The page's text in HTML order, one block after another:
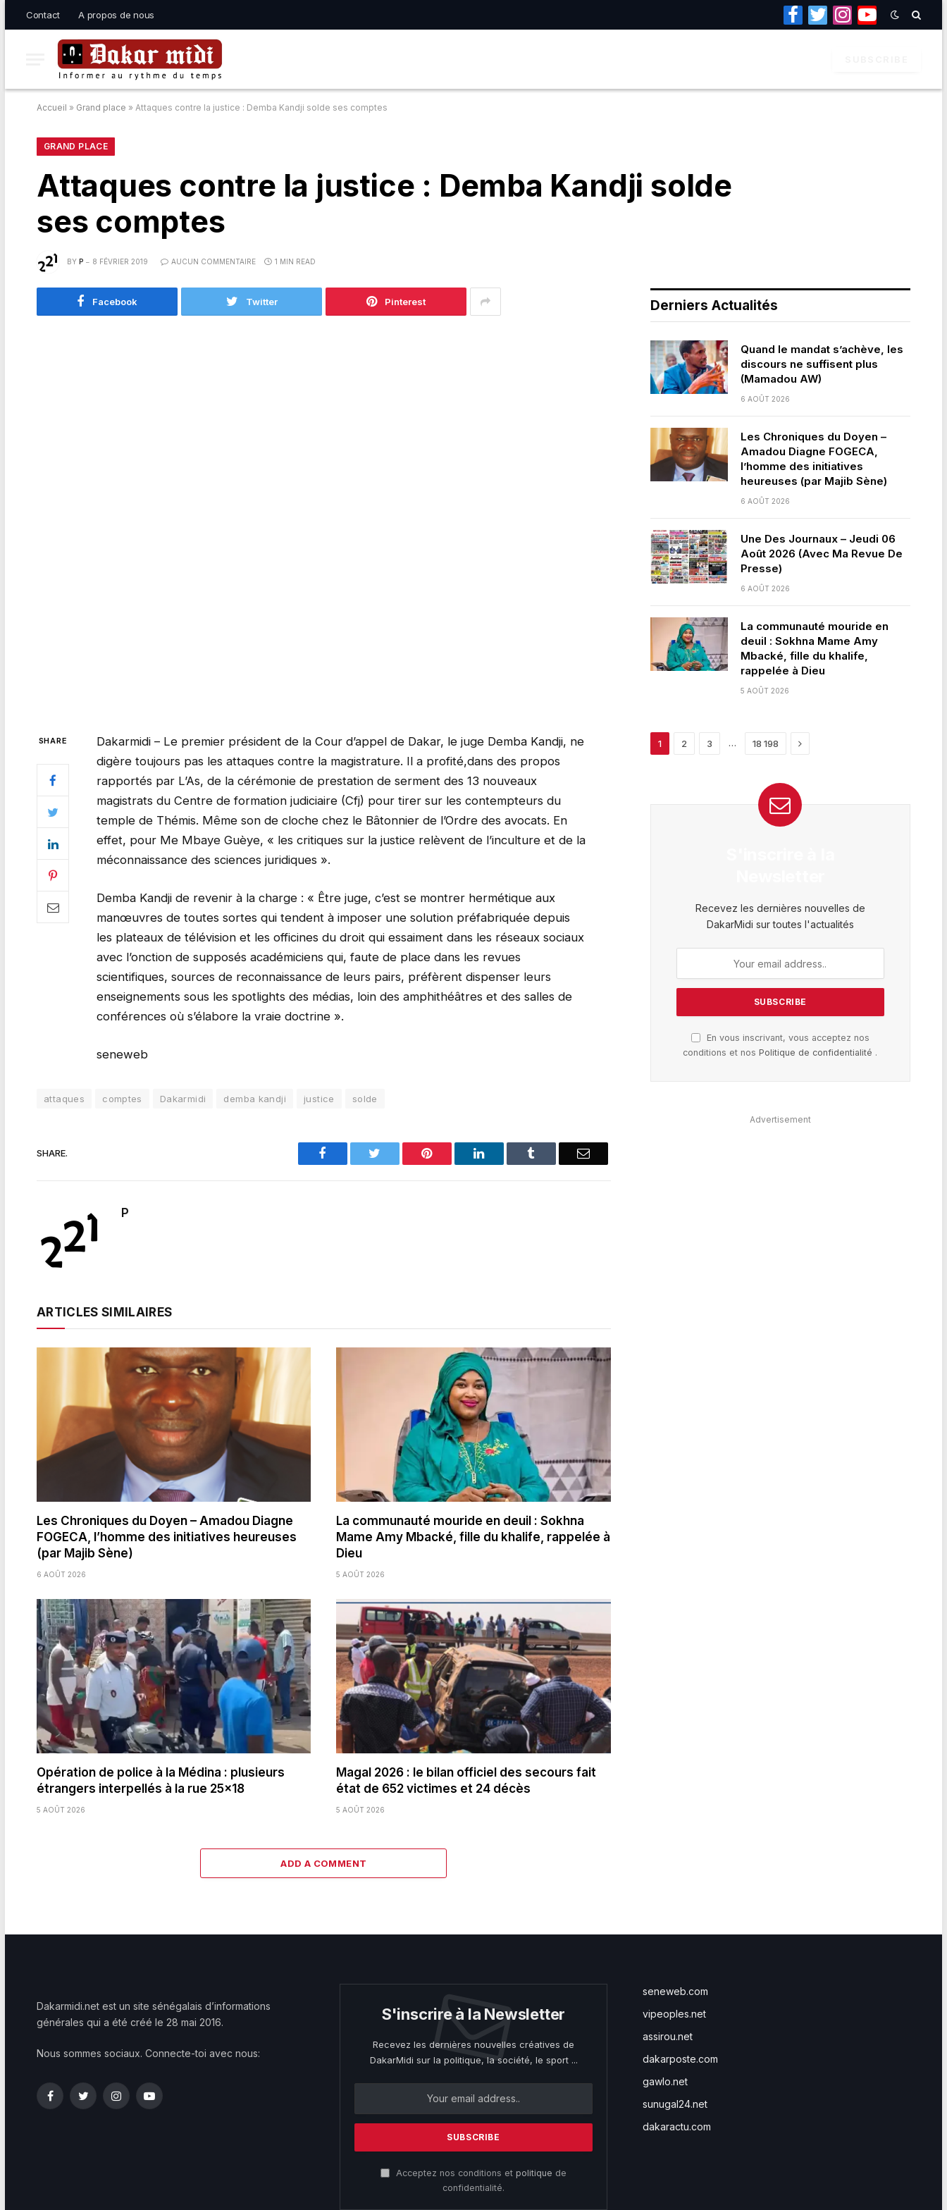
Contact A propos de nous
Facebook
TwitterInstagramYouTube
Accueil » Grand place » Attaques contre la justice : Demba Kandji solde ses comptes
GRAND PLACE
Attaques contre la justice : Demba Kandji solde
ses comptes
BY P 8 FÉVRIER 2019 AUCUN COMMENTAIRE 1 MIN READ
Facebook Twitter Pinterest
SHARE
Dakarmidi – Le premier président de la Cour d’appel de Dakar, le juge Demba Kandji, ne
digère toujours pas les attaques contre la magistrature. Il a profité,dans des propos
rapportés par L’As, de la cérémonie de prestation de serment des 13 nouveaux
magistrats du Centre de formation judiciaire (Cfj) pour tirer sur les contempteurs du
temple de Thémis. Même son de cloche chez le Bâtonnier de l’Ordre des avocats. En
effet, pour Me Mbaye Guèye, « les critiques sur la justice relèvent de l’inculture et de la
méconnaissance des sciences juridiques ».
Demba Kandji de revenir à la charge : « Être juge, c’est se montrer hermétique aux
manœuvres de toutes sortes qui tendent à imposer une solution préfabriquée depuis
les plateaux de télévision et les officines du droit qui essaiment dans les réseaux sociaux
avec l’onction de supposés académiciens qui, faute de place dans les revues
scientifiques, sources de reconnaissance de leurs pairs, préfèrent dispenser leurs
enseignements sous les spotlights des médias, loin des amphithéâtres et des salles de
conférences où s’élabore la vraie doctrine ».
seneweb
attaques comptes Dakarmidi demba kandji justice solde
SHARE. Facebook Pinterest LinkedIn Email
P
ARTICLES SIMILAIRES
Les Chroniques du Doyen – Amadou Diagne
FOGECA, l’homme des initiatives heureuses
(par Majib Sène)
6 AOÛT 2026
La communauté mouride en deuil : Sokhna
Mame Amy Mbacké, fille du khalife, rappelée à
Dieu
5 AOÛT 2026
Opération de police à la Médina : plusieurs
étrangers interpellés à la rue 25×18
5 AOÛT 2026
Magal 2026 : le bilan officiel des secours fait
état de 652 victimes et 24 décès
5 AOÛT 2026
ADD A COMMENT
Derniers Actualités
Quand le mandat s’achève, les
discours ne suffisent plus
(Mamadou AW)
6 AOÛT 2026
Les Chroniques du Doyen –
Amadou Diagne FOGECA,
l’homme des initiatives
heureuses (par Majib Sène)
6 AOÛT 2026
Une Des Journaux – Jeudi 06
Août 2026 (Avec Ma Revue De
Presse)
6 AOÛT 2026
La communauté mouride en
deuil : Sokhna Mame Amy
Mbacké, fille du khalife,
rappelée à Dieu
5 AOÛT 2026
1 2 3 … 18 198 Next
Recevez les dernières nouvelles de
DakarMidi sur toutes l'actualités
En vous inscrivant, vous acceptez nos
conditions et nosPolitique de confidentialité .
Advertisement
Dakarmidi.net est un site sénégalais d’informations
générales qui a été créé le 28 mai 2016.
Nous sommes sociaux. Connecte-toi avec nous:
FacebookTwitterInstagramYouTube
S'inscrire à la Newsletter
Recevez les dernières nouvelles créatives de
DakarMidi sur la politique, la société, le sport ...
Acceptez nos conditions et politique de
confidentialité.
seneweb.com
vipeoples.net
assirou.net
dakarposte.com
gawlo.net
sunugal24.net
dakaractu.com